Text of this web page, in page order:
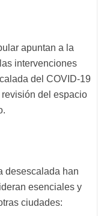
apuntan a la
intervenciones
del COVID-19
del espacio
desescalada han
esenciales y
ciudades: